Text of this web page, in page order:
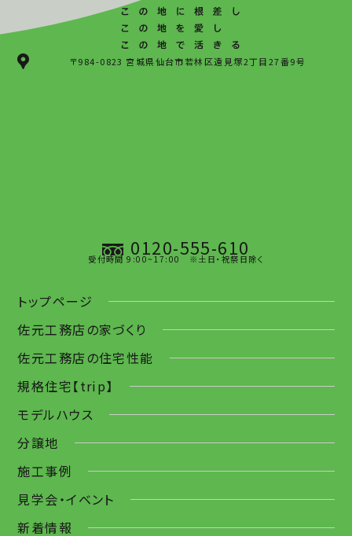
〒984-0823 宮城県仙台市若林区遠見塚2丁目27番9号
0120-555-610
受付時間 9:00~17:00 ※土日・祝祭日除く
トップページ
佐元工務店の家づくり
佐元工務店の住宅性能
規格住宅【trip】
モデルハウス
分譲地
施工事例
見学会・イベント
新着情報